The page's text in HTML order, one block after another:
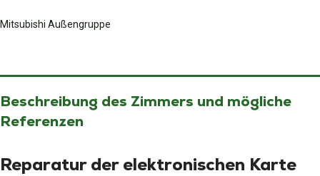
Mitsubishi Außengruppe
Beschreibung des Zimmers und mögliche
Referenzen
Reparatur der elektronischen Karte